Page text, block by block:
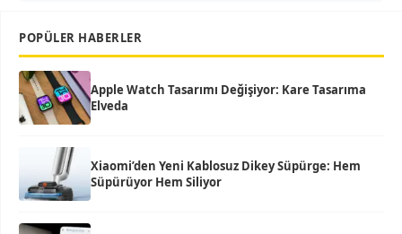
POPÜLER HABERLER
Apple Watch Tasarımı Değişiyor: Kare Tasarıma
Elveda
Xiaomi’den Yeni Kablosuz Dikey Süpürge: Hem
Süpürüyor Hem Siliyor